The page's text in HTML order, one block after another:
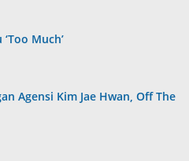
Much’
Agensi Kim Jae Hwan, Off The